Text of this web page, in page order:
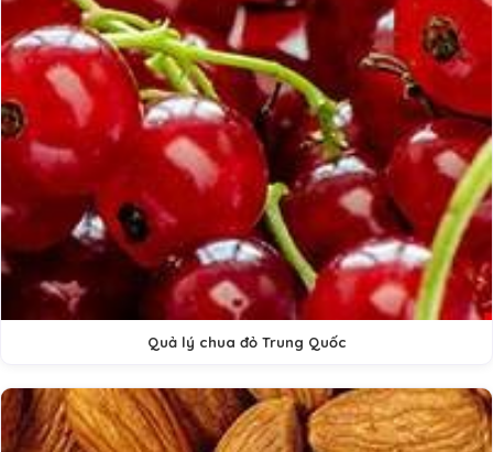
Quả lý chua đỏ Trung Quốc